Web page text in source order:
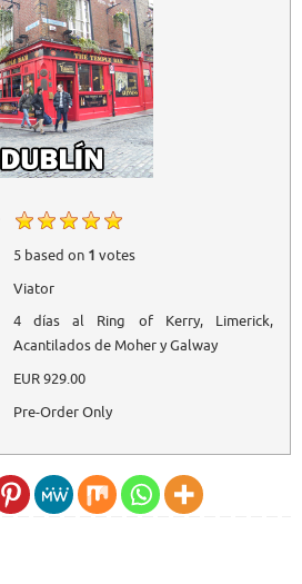
5based on 1 votes
Viator
4 días al Ring of Kerry, Limerick,
Acantilados de Moher y Galway
EUR929.00
Pre-Order Only